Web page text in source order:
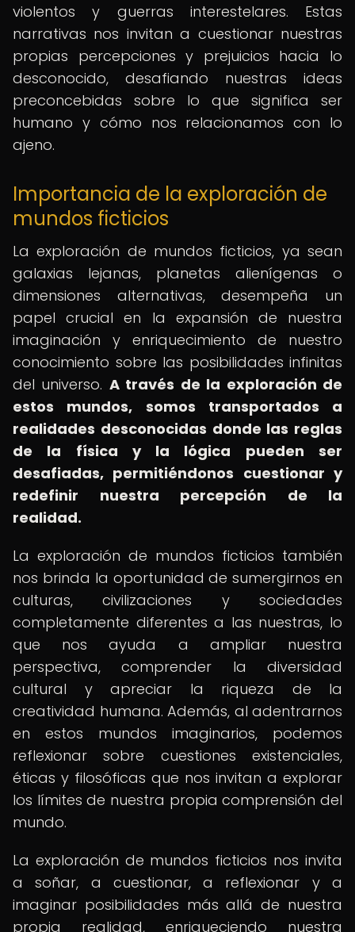
violentos y guerras interestelares. Estas
narrativas nos invitan a cuestionar nuestras
propias percepciones y prejuicios hacia lo
desconocido, desafiando nuestras ideas
preconcebidas sobre lo que significa ser
humano y cómo nos relacionamos con lo
ajeno.
Importancia de la exploración de
mundos ficticios
La exploración de mundos ficticios, ya sean
galaxias lejanas, planetas alienígenas o
dimensiones alternativas, desempeña un
papel crucial en la expansión de nuestra
imaginación y enriquecimiento de nuestro
conocimiento sobre las posibilidades infinitas
del universo. A través de la exploración de
estos mundos, somos transportados a
realidades desconocidas donde las reglas
de la física y la lógica pueden ser
desafiadas, permitiéndonos cuestionar y
redefinir nuestra percepción de la
realidad.
La exploración de mundos ficticios también
nos brinda la oportunidad de sumergirnos en
culturas, civilizaciones y sociedades
completamente diferentes a las nuestras, lo
que nos ayuda a ampliar nuestra
perspectiva, comprender la diversidad
cultural y apreciar la riqueza de la
creatividad humana. Además, al adentrarnos
en estos mundos imaginarios, podemos
reflexionar sobre cuestiones existenciales,
éticas y filosóficas que nos invitan a explorar
los límites de nuestra propia comprensión del
mundo.
La exploración de mundos ficticios nos invita
a soñar, a cuestionar, a reflexionar y a
imaginar posibilidades más allá de nuestra
propia realidad, enriqueciendo nuestra